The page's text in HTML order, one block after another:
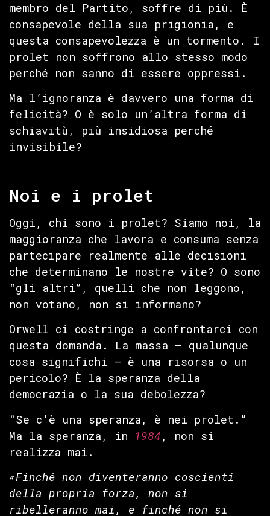
membro del Partito, soffre di più. È
consapevole della sua prigionia, e
questa consapevolezza è un tormento. I
prolet non soffrono allo stesso modo
perché non sanno di essere oppressi.
Ma l’ignoranza è davvero una forma di
felicità? O è solo un’altra forma di
schiavitù, più insidiosa perché
invisibile?
Noi e i prolet
Oggi, chi sono i prolet? Siamo noi, la
maggioranza che lavora e consuma senza
partecipare realmente alle decisioni
che determinano le nostre vite? O sono
“gli altri”, quelli che non leggono,
non votano, non si informano?
Orwell ci costringe a confrontarci con
questa domanda. La massa — qualunque
cosa significhi — è una risorsa o un
pericolo? È la speranza della
democrazia o la sua debolezza?
“Se c’è una speranza, è nei prolet.”
Ma la speranza, in 1984 , non si
realizza mai.
«Finché non diventeranno coscienti
della propria forza, non si
ribelleranno mai, e finché non si